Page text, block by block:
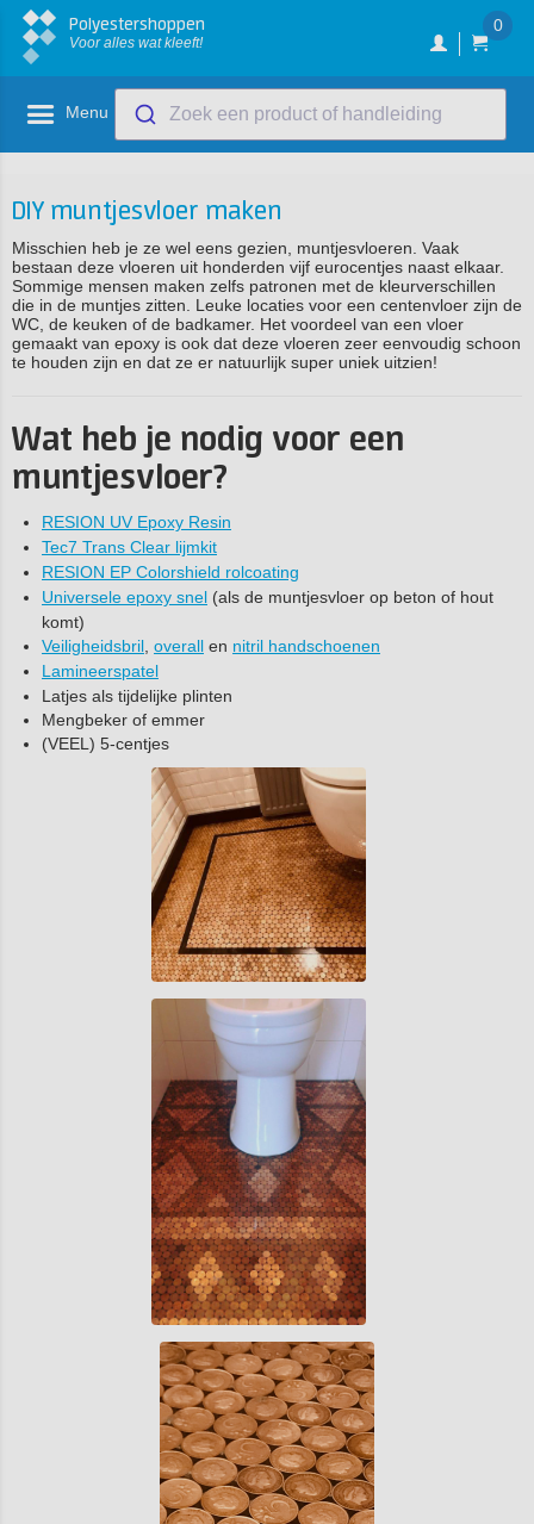
Polyestershoppen
Voor alles wat kleeft!
0
Menu Zoek een product of handleiding
DIY muntjesvloer maken
Misschien heb je ze wel eens gezien, muntjesvloeren. Vaak
bestaan deze vloeren uit honderden vijf eurocentjes naast elkaar.
Sommige mensen maken zelfs patronen met de kleurverschillen
die in de muntjes zitten. Leuke locaties voor een centenvloer zijn de
WC, de keuken of de badkamer. Het voordeel van een vloer
gemaakt van epoxy is ook dat deze vloeren zeer eenvoudig schoon
te houden zijn en dat ze er natuurlijk super uniek uitzien!
Wat heb je nodig voor een
muntjesvloer?
RESION UV Epoxy Resin
Tec7 Trans Clear lijmkit
RESION EP Colorshield rolcoating
Universele epoxy snel (als de muntjesvloer op beton of hout
komt)
Veiligheidsbril overall en nitril handschoenen
Lamineerspatel
Latjes als tijdelijke plinten
Mengbeker of emmer
(VEEL) 5-centjes